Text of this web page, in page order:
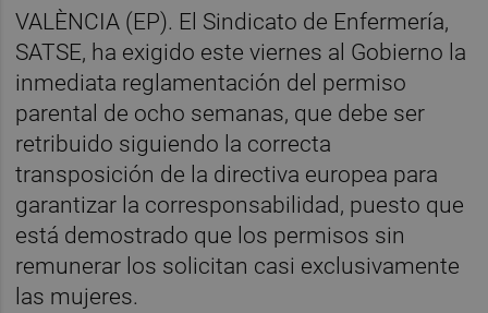
VALÈNCIA (EP). El Sindicato de Enfermería,
SATSE, ha exigido este viernes al Gobierno la
inmediata reglamentación del permiso
parental de ocho semanas, que debe ser
retribuido siguiendo la correcta
transposición de la directiva europea para
garantizar la corresponsabilidad, puesto que
está demostrado que los permisos sin
remunerar los solicitan casi exclusivamente
las mujeres.